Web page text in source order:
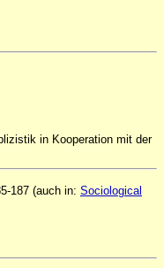
in Kooperation mit der
187 (auch in: Sociological